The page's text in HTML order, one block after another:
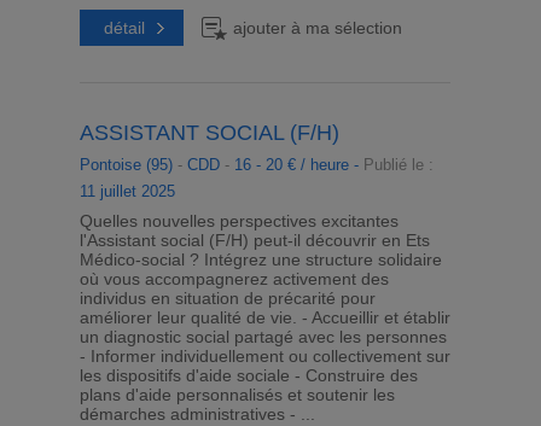
détail ajouter à ma sélection
ASSISTANT SOCIAL (F/H)
Pontoise (95)- CDD - 16 - 20 € / heure - Publié le :
11 juillet 2025
Quelles nouvelles perspectives excitantes
l'Assistant social (F/H) peut-il découvrir en Ets
Médico-social ? Intégrez une structure solidaire
où vous accompagnerez activement des
individus en situation de précarité pour
améliorer leur qualité de vie. - Accueillir et établir
un diagnostic social partagé avec les personnes
- Informer individuellement ou collectivement sur
les dispositifs d'aide sociale - Construire des
plans d'aide personnalisés et soutenir les
démarches administratives - ...